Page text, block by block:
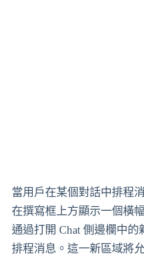
當用戶在某個對話中排程
在撰寫框上方顯示一個橫
通過打開 Chat 側邊欄中
排程消息。這一新區域將